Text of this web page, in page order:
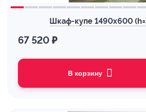
Шкаф-купе 1490х600
67 520 ₽
В корзину